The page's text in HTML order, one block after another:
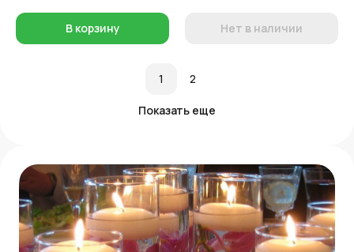
В корзину Нет в наличии
1 2
Показать еще